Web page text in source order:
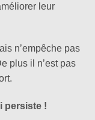
leur
n’empêche pas
plus il n’est pas
persiste !